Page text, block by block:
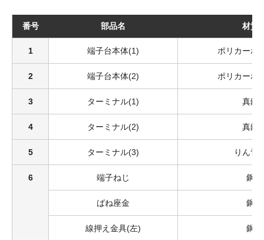
番号 部品名 材質
1 端子台本体(1) ポリカーボ
2 端子台本体(2) ポリカーボ
3 ターミナル(1) 真鍮
4 ターミナル(2) 真鍮
5 ターミナル(3) りん青
6 端子ねじ 鋼
ばね座金 鋼
線押え金具(左) 鋼